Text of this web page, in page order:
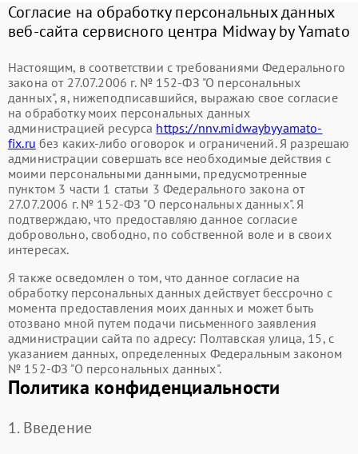
Согласие на обработку персональных данных
веб-сайта сервисного центра Midway by Yamato
Настоящим, в соответствии с требованиями Федерального
закона от 27.07.2006 г. № 152-ФЗ "О персональных
данных", я, нижеподписавшийся, выражаю свое согласие
на обработку моих персональных данных
администрацией ресурса https://nnv.midwaybyyamato-
fix.ru без каких-либо оговорок и ограничений. Я разрешаю
администрации совершать все необходимые действия с
моими персональными данными, предусмотренные
пунктом 3 части 1 статьи 3 Федерального закона от
27.07.2006 г. № 152-ФЗ "О персональных данных". Я
подтверждаю, что предоставляю данное согласие
добровольно, свободно, по собственной воле и в своих
интересах.
Я также осведомлен о том, что данное согласие на
обработку персональных данных действует бессрочно с
момента предоставления моих данных и может быть
отозвано мной путем подачи письменного заявления
администрации сайта по адресу: Полтавская улица, 15, с
указанием данных, определенных Федеральным законом
№ 152-ФЗ "О персональных данных".
Политика конфиденциальности
1. Введение